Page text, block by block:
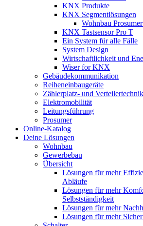
KNX Produkte
KNX Segmentlösungen
Wohnbau
KNX Tastsensor Pro T
Ein System für alle Fälle
System Design
Wirtschaftlichkeit und
Wiser for KNX
Gebäudekommunikation
Reiheneinbaugeräte
Zählerplatz- und Verteilertechnik
Elektromobilität
Leitungsführung
Prosumer
Online-Katalog
Deine Lösungen
Wohnbau
Gewerbebau
Übersicht
Lösungen für mehr
Abläufe
Lösungen für mehr
Selbstständigkeit
Lösungen für mehr
Lösungen für mehr